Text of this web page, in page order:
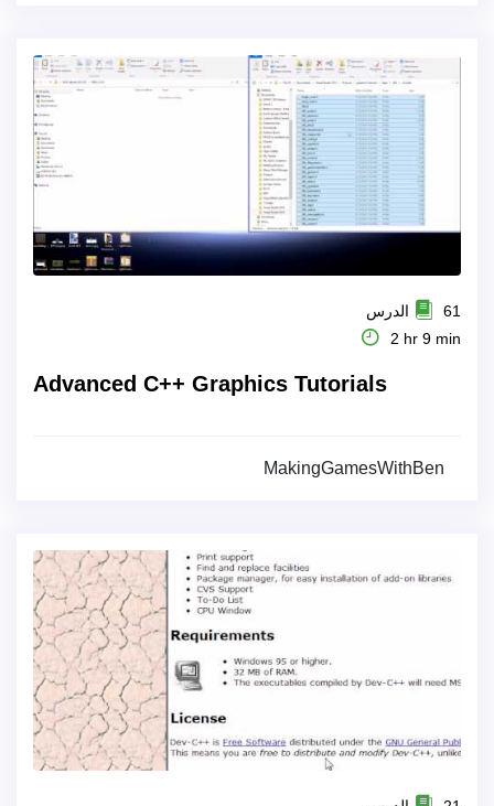
61 الدرس
2 hr 9 min
Advanced C++ Graphics Tutorials
MakingGamesWithBen